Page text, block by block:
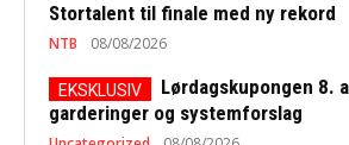
Stortalent til finale med ny rekord
NTB 08/08/2026
Lørdagskupongen 8.
garderinger og systemforslag